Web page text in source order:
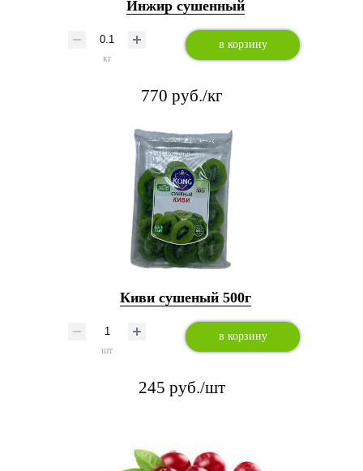
Инжир сушенный
кг
в корзину
770 руб./кг
Киви сушеный 500г
шт
в корзину
245 руб./шт